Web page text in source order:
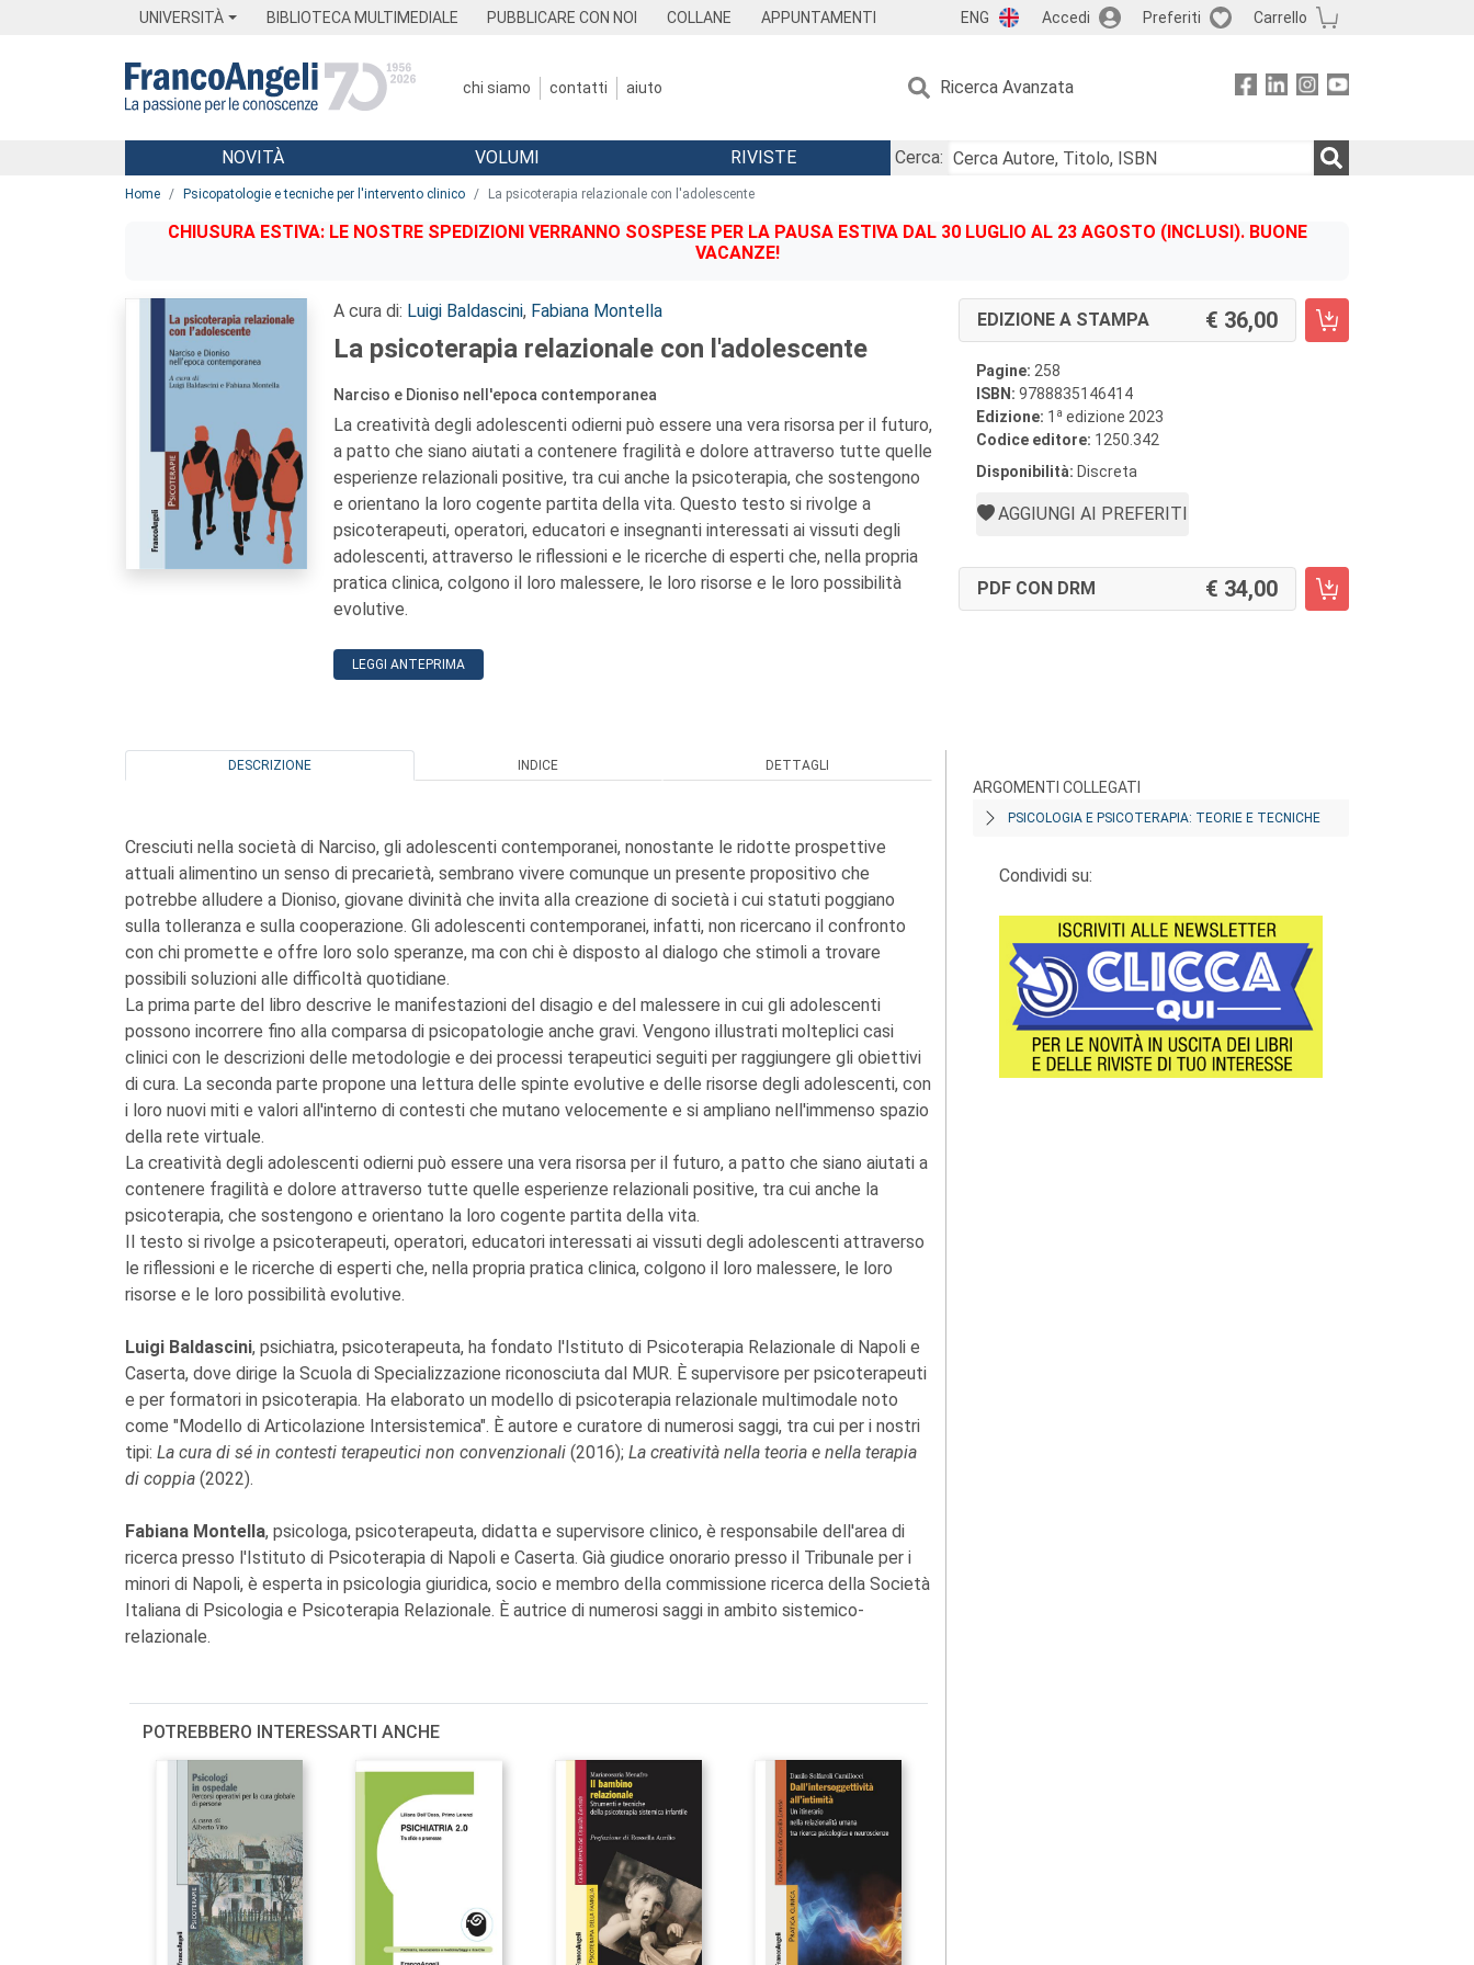
UNIVERSITÀ BIBLIOTECA MULTIMEDIALE PUBBLICARE CON NOI COLLANE APPUNTAMENTI ENG Accedi Preferiti Carrello
chi siamo contatti aiuto Ricerca Avanzata
Menu
NOVITÀ VOLUMI RIVISTE
Cerca:
Home Psicopatologie e tecniche per l'intervento clinico La psicoterapia relazionale con l'adolescente
CHIUSURA ESTIVA: LE NOSTRE SPEDIZIONI VERRANNO SOSPESE PER LA PAUSA ESTIVA DAL 30 LUGLIO AL 23 AGOSTO (INCLUSI). BUONE
VACANZE!
A cura di: Luigi Baldascini, Fabiana Montella
La psicoterapia relazionale con l'adolescente
Narciso e Dioniso nell'epoca contemporanea
La creatività degli adolescenti odierni può essere una vera risorsa per il futuro,
a patto che siano aiutati a contenere fragilità e dolore attraverso tutte quelle
esperienze relazionali positive, tra cui anche la psicoterapia, che sostengono
e orientano la loro cogente partita della vita. Questo testo si rivolge a
psicoterapeuti, operatori, educatori e insegnanti interessati ai vissuti degli
adolescenti, attraverso le riflessioni e le ricerche di esperti che, nella propria
pratica clinica, colgono il loro malessere, le loro risorse e le loro possibilità
evolutive.
LEGGI ANTEPRIMA
EDIZIONE A STAMPA 36,00
Pagine: 258
ISBN: 9788835146414
Edizione: 1 a edizione 2023
Codice editore: 1250.342
Disponibilità: Discreta
AGGIUNGI AI PREFERITI
PDF CON DRM 34,00
DESCRIZIONE INDICE DETTAGLI
Cresciuti nella società di Narciso, gli adolescenti contemporanei, nonostante le ridotte prospettive
attuali alimentino un senso di precarietà, sembrano vivere comunque un presente propositivo che
potrebbe alludere a Dioniso, giovane divinità che invita alla creazione di società i cui statuti poggiano
sulla tolleranza e sulla cooperazione. Gli adolescenti contemporanei, infatti, non ricercano il confronto
con chi promette e offre loro solo speranze, ma con chi è disposto al dialogo che stimoli a trovare
possibili soluzioni alle difficoltà quotidiane.
La prima parte del libro descrive le manifestazioni del disagio e del malessere in cui gli adolescenti
possono incorrere fino alla comparsa di psicopatologie anche gravi. Vengono illustrati molteplici casi
clinici con le descrizioni delle metodologie e dei processi terapeutici seguiti per raggiungere gli obiettivi
di cura. La seconda parte propone una lettura delle spinte evolutive e delle risorse degli adolescenti, con
i loro nuovi miti e valori all'interno di contesti che mutano velocemente e si ampliano nell'immenso spazio
della rete virtuale.
La creatività degli adolescenti odierni può essere una vera risorsa per il futuro, a patto che siano aiutati a
contenere fragilità e dolore attraverso tutte quelle esperienze relazionali positive, tra cui anche la
psicoterapia, che sostengono e orientano la loro cogente partita della vita.
Il testo si rivolge a psicoterapeuti, operatori, educatori interessati ai vissuti degli adolescenti attraverso
le riflessioni e le ricerche di esperti che, nella propria pratica clinica, colgono il loro malessere, le loro
risorse e le loro possibilità evolutive.
Luigi Baldascini, psichiatra, psicoterapeuta, ha fondato l'Istituto di Psicoterapia Relazionale di Napoli e
Caserta, dove dirige la Scuola di Specializzazione riconosciuta dal MUR. È supervisore per psicoterapeuti
e per formatori in psicoterapia. Ha elaborato un modello di psicoterapia relazionale multimodale noto
come "Modello di Articolazione Intersistemica". È autore e curatore di numerosi saggi, tra cui per i nostri
tipi: La cura di sé in contesti terapeutici non convenzionali (2016); La creatività nella teoria e nella terapia
di coppia (2022).
Fabiana Montella, psicologa, psicoterapeuta, didatta e supervisore clinico, è responsabile dell'area di
ricerca presso l'Istituto di Psicoterapia di Napoli e Caserta. Già giudice onorario presso il Tribunale per i
minori di Napoli, è esperta in psicologia giuridica, socio e membro della commissione ricerca della Società
Italiana di Psicologia e Psicoterapia Relazionale. È autrice di numerosi saggi in ambito sistemico-
relazionale.
POTREBBERO INTERESSARTI ANCHE
ARGOMENTI COLLEGATI
PSICOLOGIA E PSICOTERAPIA: TEORIE E TECNICHE
Condividi su: